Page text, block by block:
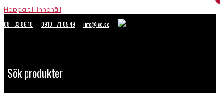
Hoppa till innehåll
08 - 33 86 10 —0910 - 71 05 49 —info@icd.se
Sök produkter